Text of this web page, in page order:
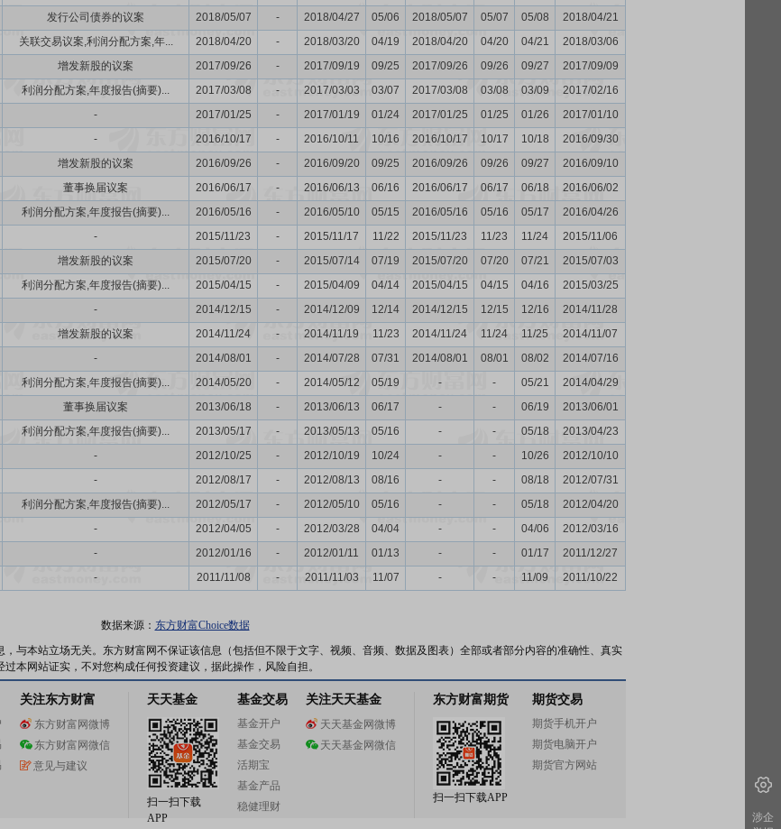
发行公司债券的议案 2018/05/07 - 2018/04/27 05/06 2018/05/07 05/07 05/08
2018/04/21
关联交易议案,利润分配方案,年... 2018/04/20 - 2018/03/20 04/19 2018/04/20 04/20 04/21
2018/03/06
增发新股的议案 2017/09/26 - 2017/09/19 09/25 2017/09/26 09/26 09/27
2017/09/09
利润分配方案,年度报告(摘要)... 2017/03/08 - 2017/03/03 03/07 2017/03/08 03/08 03/09
2017/02/16
- 2017/01/25 - 2017/01/19 01/24 2017/01/25 01/25 01/26
2017/01/10
- 2016/10/17 - 2016/10/11 10/16 2016/10/17 10/17 10/18
2016/09/30
增发新股的议案 2016/09/26 - 2016/09/20 09/25 2016/09/26 09/26 09/27
2016/09/10
董事换届议案 2016/06/17 - 2016/06/13 06/16 2016/06/17 06/17 06/18
2016/06/02
利润分配方案,年度报告(摘要)... 2016/05/16 - 2016/05/10 05/15 2016/05/16 05/16 05/17
2016/04/26
- 2015/11/23 - 2015/11/17 11/22 2015/11/23 11/23 11/24
2015/11/06
增发新股的议案 2015/07/20 - 2015/07/14 07/19 2015/07/20 07/20 07/21
2015/07/03
利润分配方案,年度报告(摘要)... 2015/04/15 - 2015/04/09 04/14 2015/04/15 04/15 04/16
2015/03/25
- 2014/12/15 - 2014/12/09 12/14 2014/12/15 12/15 12/16
2014/11/28
增发新股的议案 2014/11/24 - 2014/11/19 11/23 2014/11/24 11/24 11/25
2014/11/07
- 2014/08/01 - 2014/07/28 07/31 2014/08/01 08/01 08/02
2014/07/16
利润分配方案,年度报告(摘要)... 2014/05/20 - 2014/05/12 05/19 - - 05/21
2014/04/29
董事换届议案 2013/06/18 - 2013/06/13 06/17 - - 06/19
2013/06/01
利润分配方案,年度报告(摘要)... 2013/05/17 - 2013/05/13 05/16 - - 05/18
2013/04/23
- 2012/10/25 - 2012/10/19 10/24 - - 10/26
2012/10/10
- 2012/08/17 - 2012/08/13 08/16 - - 08/18
2012/07/31
利润分配方案,年度报告(摘要)... 2012/05/17 - 2012/05/10 05/16 - - 05/18
2012/04/20
- 2012/04/05 - 2012/03/28 04/04 - - 04/06
2012/03/16
- 2012/01/16 - 2012/01/11 01/13 - - 01/17
2011/12/27
- 2011/11/08 - 2011/11/03 11/07 - - 11/09 2011/10/22
数据来源： 东方财富Choice数据
与本站立场无关。东方财富网不保证该信息（包括但不限于文字、视频、音频、数据及图表）全部或者部分内容的准确性、真实
本网站证实，不对您构成任何投资建议，据此操作，风险自担。
关注东方财富
东方财富网微博
东方财富网微信
意见与建议
天天基金
扫一扫下载
APP
基金交易
基金开户
基金交易
活期宝
基金产品
稳健理财
关注天天基金
天天基金网微博
天天基金网微信
东方财富期货
扫一扫下载APP
期货交易
期货手机开户
期货电脑开户
期货官方网站
涉企